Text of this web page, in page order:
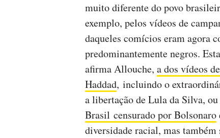
muito diferente do povo
exemplo, pelos vídeos de
daqueles comícios eram agora
predominantemente negros.
afirma Allouche, a dos vídeos
Haddad, incluindo o
a libertação de Lula da Silva, ou
Brasil censurado por Bolsonaro
diversidade racial, mas